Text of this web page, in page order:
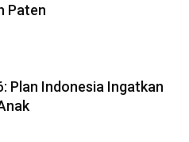
Paten
Plan Indonesia Ingatkan